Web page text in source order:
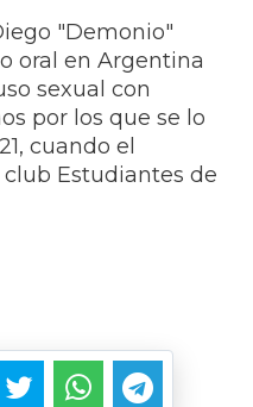
"Demonio"
oral en Argentina
sexual con
por los que se lo
cuando el
Estudiantes de